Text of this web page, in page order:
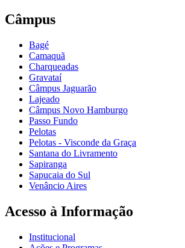
Câmpus
Bagé
Camaquã
Charqueadas
Gravataí
Câmpus Jaguarão
Lajeado
Câmpus Novo Hamburgo
Passo Fundo
Pelotas
Pelotas - Visconde da Graça
Santana do Livramento
Sapiranga
Sapucaia do Sul
Venâncio Aires
Acesso à Informação
Institucional